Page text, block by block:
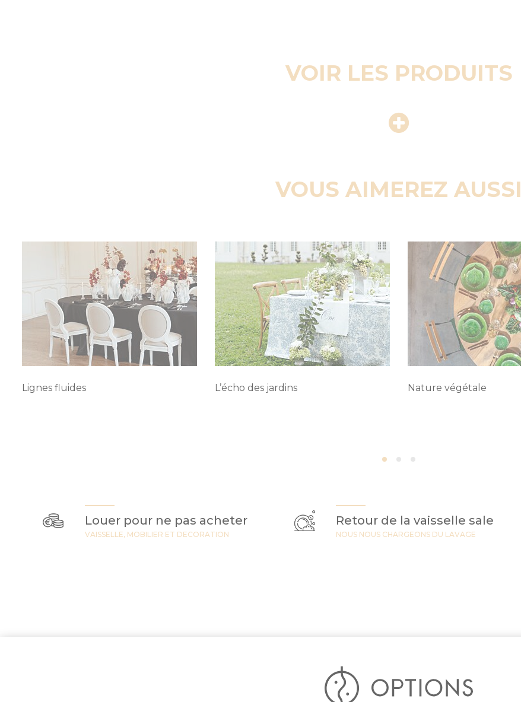
VOIR LES PRODUITS
VOUS AIMEREZ AUSSI
Lignes fluides L’écho des jardins Nature végétale
Louer pour ne pas acheter
VAISSELLE, MOBILIER ET DECORATION
Retour de la vaisselle sale
NOUS NOUS CHARGEONS DU LAVAGE